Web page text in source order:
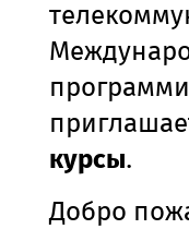
курсы.
Добро